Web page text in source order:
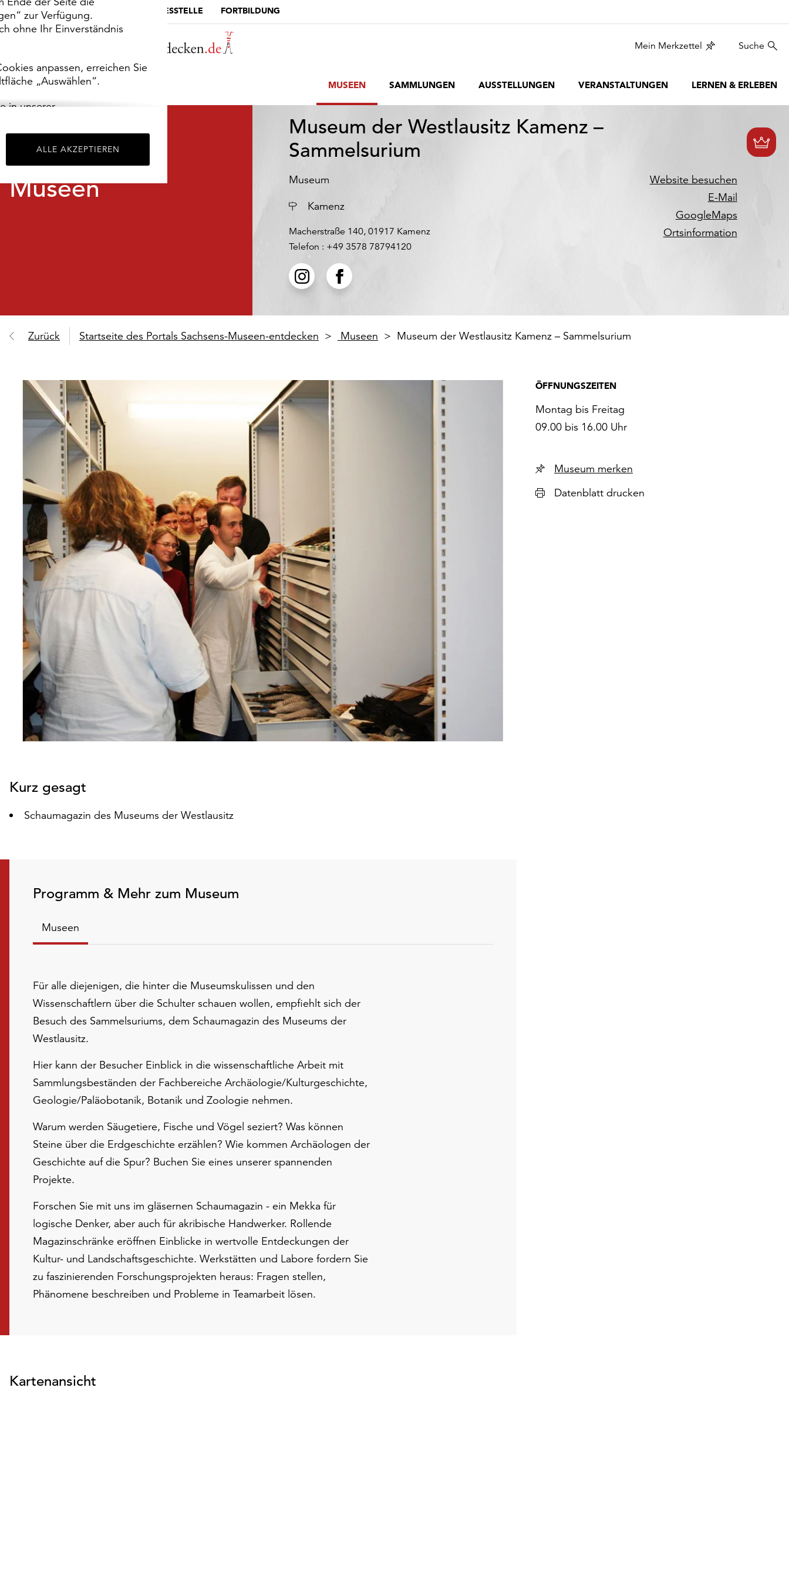
zur Verfügung.
ohne Ihr Einverständnis
anpassen, erreichen Sie
„Auswählen“.
in unserer
ALLE AKZEPTIEREN
MUSEUMSPORTAL DIE LANDESSTELLE FORTBILDUNG
Mein Merkzettel Suche
MUSEEN SAMMLUNGEN AUSSTELLUNGEN VERANSTALTUNGEN LERNEN & ERLEBEN
Museen
Museum der Westlausitz Kamenz –
Sammelsurium
Museum
Ort
Kamenz
Macherstraße 140, 01917 Kamenz
Telefon : +49 3578 78794120
Website besuchen
E-Mail
GoogleMaps
Ortsinformation
Zurück Startseite des Portals Sachsens-Museen-entdecken Museen Museum der Westlausitz Kamenz – Sammelsurium
Kurz gesagt
Schaumagazin des Museums der Westlausitz
Programm & Mehr zum Museum
Museen
Für alle diejenigen, die hinter die Museumskulissen und den
Wissenschaftlern über die Schulter schauen wollen, empfiehlt sich der
Besuch des Sammelsuriums, dem Schaumagazin des Museums der
Westlausitz.
Hier kann der Besucher Einblick in die wissenschaftliche Arbeit mit
Sammlungsbeständen der Fachbereiche Archäologie/Kulturgeschichte,
Geologie/Paläobotanik, Botanik und Zoologie nehmen.
Warum werden Säugetiere, Fische und Vögel seziert? Was können
Steine über die Erdgeschichte erzählen? Wie kommen Archäologen der
Geschichte auf die Spur? Buchen Sie eines unserer spannenden
Projekte.
Forschen Sie mit uns im gläsernen Schaumagazin - ein Mekka für
logische Denker, aber auch für akribische Handwerker. Rollende
Magazinschränke eröffnen Einblicke in wertvolle Entdeckungen der
Kultur- und Landschaftsgeschichte. Werkstätten und Labore fordern Sie
zu faszinierenden Forschungsprojekten heraus: Fragen stellen,
Phänomene beschreiben und Probleme in Teamarbeit lösen.
Kartenansicht
ÖFFNUNGSZEITEN
Montag bis Freitag
09.00 bis 16.00 Uhr
Museum merken
Datenblatt drucken